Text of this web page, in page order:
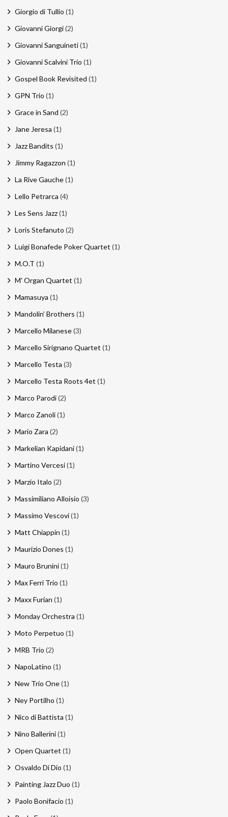
Giorgio di Tullio (1)
Giovanni Giorgi(2)
Giovanni Sanguineti(1)
Giovanni Scalvini Trio (1)
Gospel Book Revisited (1)
GPN Trio (1)
Grace in Sand (2)
Jane Jeresa (1)
Jazz Bandits (1)
Jimmy Ragazzon (1)
La Rive Gauche(1)
Lello Petrarca (4)
Les Sens Jazz(1)
Loris Stefanuto (2)
Luigi Bonafede Poker Quartet (1)
M.O.T (1)
M' Organ Quartet (1)
Mamasuya (1)
Mandolin’ Brothers (1)
Marcello Milanese(3)
Marcello Sirignano Quartet (1)
Marcello Testa (3)
Marcello Testa Roots 4et (1)
Marco Parodi(2)
Marco Zanoli(1)
Mario Zara (2)
Markelian Kapidani(1)
Martino Vercesi(1)
Marzio Italo (2)
Massimiliano Alloisio (3)
Massimo Vescovi(1)
Matt Chiappin (1)
Maurizio Dones (1)
Mauro Brunini(1)
Max Ferri Trio (1)
Maxx Furian (1)
Monday Orchestra (1)
Moto Perpetuo (1)
MRB Trio (2)
NapoLatino (1)
New Trio One(1)
Ney Portilho (1)
Nico di Battista (1)
Nino Ballerini(1)
Open Quartet (1)
Osvaldo Di Dio (1)
Painting Jazz Duo (1)
Paolo Bonifacio (1)